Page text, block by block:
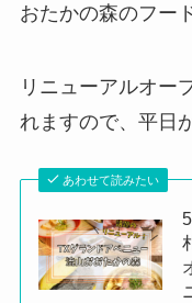
おたかの森のフー
リニューアルオー
れますので、平日
あわせて読みたい